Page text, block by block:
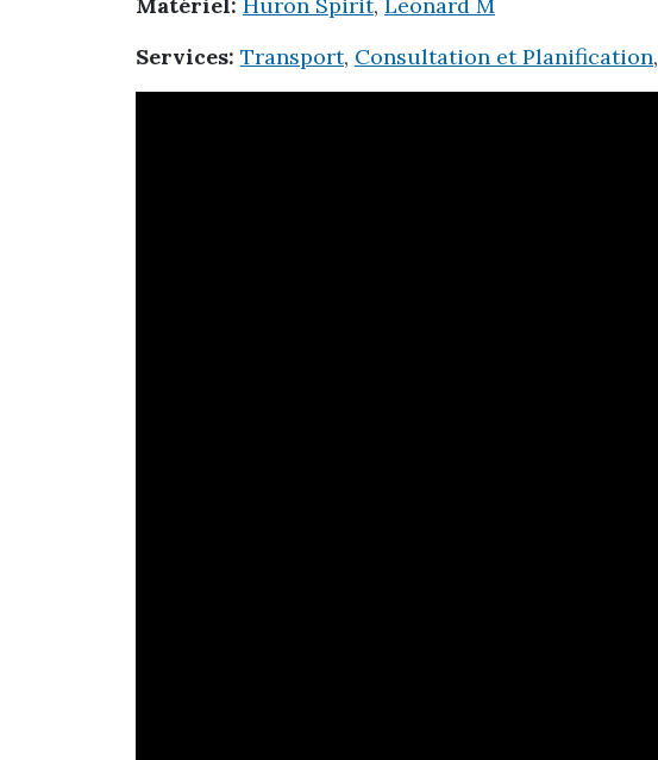
Services: Transport, Consultation et Planification,